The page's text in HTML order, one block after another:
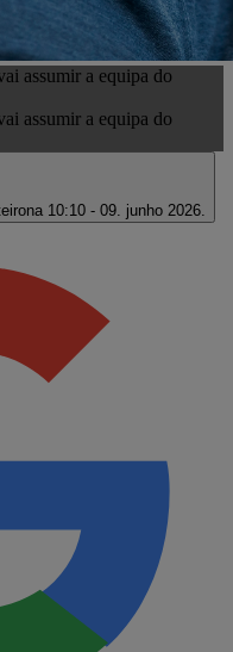
assumir a equipa do
assumir a equipa do
10:10 - 09. junho 2026.